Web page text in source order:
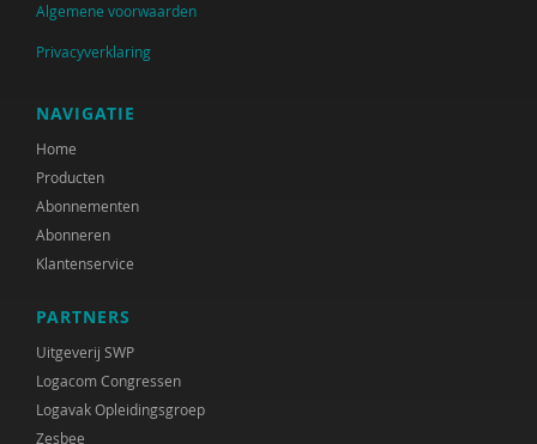
Regioplan
United Nations Office for Disaster Risk Reduction
VGN
World Health Organization
WRR
René .C. Hoksbergen
Tim 'S Jongers
Jeugdautoriteit (JA)
Algemene voorwaarden
Privacyverklaring
NAVIGATIE
Home
Producten
Abonnementen
Abonneren
Klantenservice
PARTNERS
Uitgeverij SWP
Logacom Congressen
Logavak Opleidingsgroep
Zesbee